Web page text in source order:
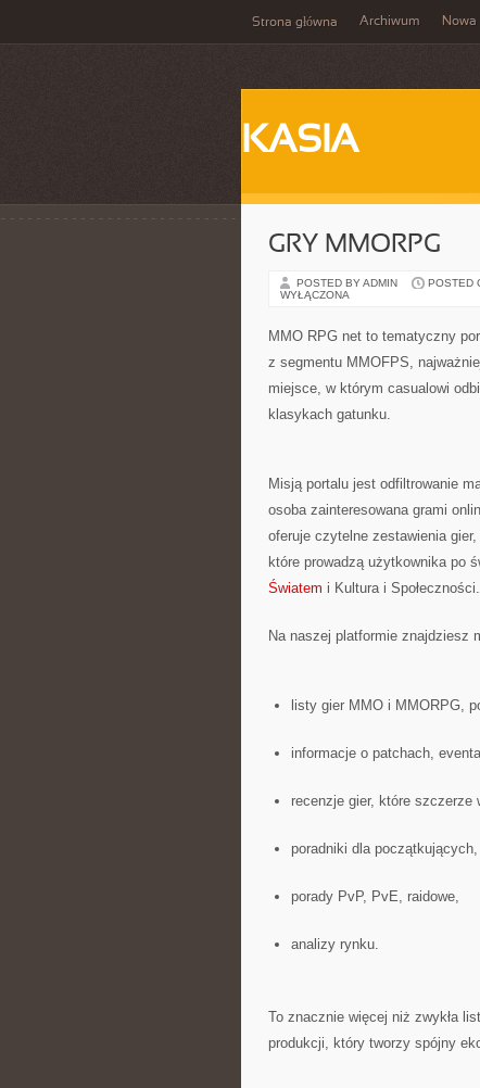
Strona główna Archiwum Nowa
KASIA
GRY MMORPG
POSTED BY ADMIN POSTED
WYŁĄCZONA
MMO RPG net to tematyczny
z segmentu MMOFPS,
miejsce, w którym casualowi
klasykach gatunku.
Misją portalu jest odfiltrowanie
osoba zainteresowana grami
oferuje czytelne zestawienia
które prowadzą użytkownika po
Światem i Kultura i Społeczności.
Na naszej platformie znajdziesz
listy gier MMO i MMORPG,
informacje o patchach,
recenzje gier, które szczerze
poradniki dla początkujących,
porady PvP, PvE, raidowe,
analizy rynku.
To znacznie więcej niż zwykła
produkcji, który tworzy spójny